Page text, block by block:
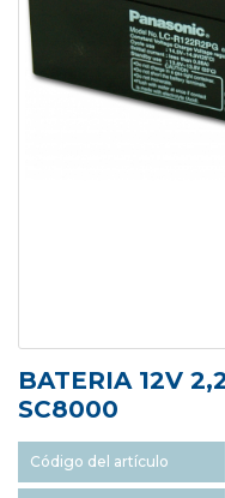
BATERIA 12V
SC8000
Código del artículo